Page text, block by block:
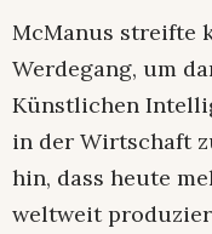
McManus streifte
Werdegang, um
Künstlichen
in der Wirtschaft
hin, dass heute
weltweit